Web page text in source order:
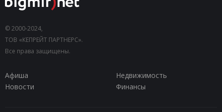
© 2000-2024,
ТОВ «КЕПРЕЙТ ПАРТНЕРС».
Все права защищены.
Афиша
Недвижимость
Новости
Финансы